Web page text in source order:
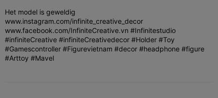
Het model is geweldig
www.instagram.com/infinite_creative_decor
www.facebook.com/InfiniteCreative.vn #Infinitestudio
#infiniteCreative #infiniteCreativedecor #Holder #Toy
#Gamescontroller #Figurevietnam #decor #headphone #figure
#Arttoy #Mavel